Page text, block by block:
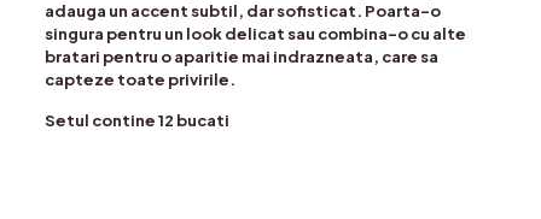
adauga un accent subtil, dar sofisticat. Poarta-o
singura pentru un look delicat sau combina-o cu alte
bratari pentru o aparitie mai indrazneata, care sa
capteze toate privirile.
Setul contine 12 bucati